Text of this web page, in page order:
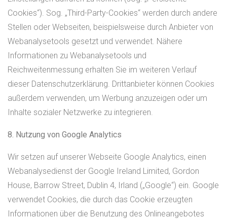
Cookies“). Sog. „Third-Party-Cookies“ werden durch andere
Stellen oder Webseiten, beispielsweise durch Anbieter von
Webanalysetools gesetzt und verwendet. Nähere
Informationen zu Webanalysetools und
Reichweitenmessung erhalten Sie im weiteren Verlauf
dieser Datenschutzerklärung. Drittanbieter können Cookies
außerdem verwenden, um Werbung anzuzeigen oder um
Inhalte sozialer Netzwerke zu integrieren.
8. Nutzung von Google Analytics
Wir setzen auf unserer Webseite Google Analytics, einen
Webanalysedienst der Google Ireland Limited, Gordon
House, Barrow Street, Dublin 4, Irland („Google“) ein. Google
verwendet Cookies, die durch das Cookie erzeugten
Informationen über die Benutzung des Onlineangebotes